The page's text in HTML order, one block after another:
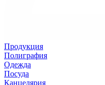
Продукция
Полиграфия
Одежда
Посуда
Канцелярия